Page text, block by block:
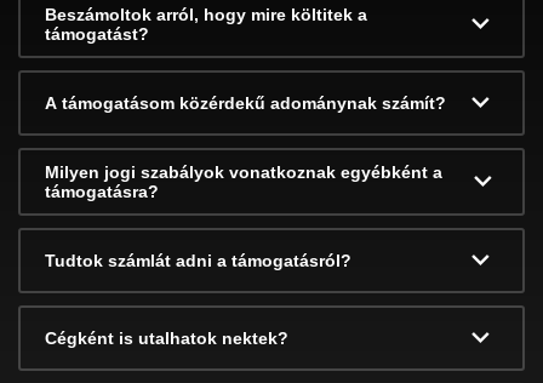
Beszámoltok arról, hogy mire költitek a
támogatást?
A támogatásom közérdekű adománynak számít?
Milyen jogi szabályok vonatkoznak egyébként a
támogatásra?
Tudtok számlát adni a támogatásról?
Cégként is utalhatok nektek?